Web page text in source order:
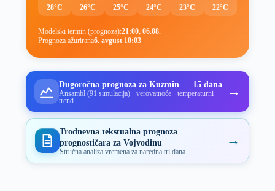
28°C 26°C 25°C 24°C 23°C 22°C
Modelski termin (prognoza):21:00, 06.08.
Prognoza ažurirana6. avgust 10:03
Dugoročna prognoza za Kuzmin — 15 dana
Ansambl (91 simulacija) · verovatnoće · temperaturni
trend
→
Trodnevna tekstualna prognoza
prognostičara za Vojvodinu
Stručna analiza vremena za naredna tri dana
→